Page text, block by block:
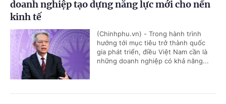
doanh nghiệp tạo dựng năng lực mới cho nền
kinh tế
(Chinhphu.vn) - Trong hành trình
hướng tới mục tiêu trở thành quốc
gia phát triển, điều Việt Nam cần là
những doanh nghiệp có khả năng...